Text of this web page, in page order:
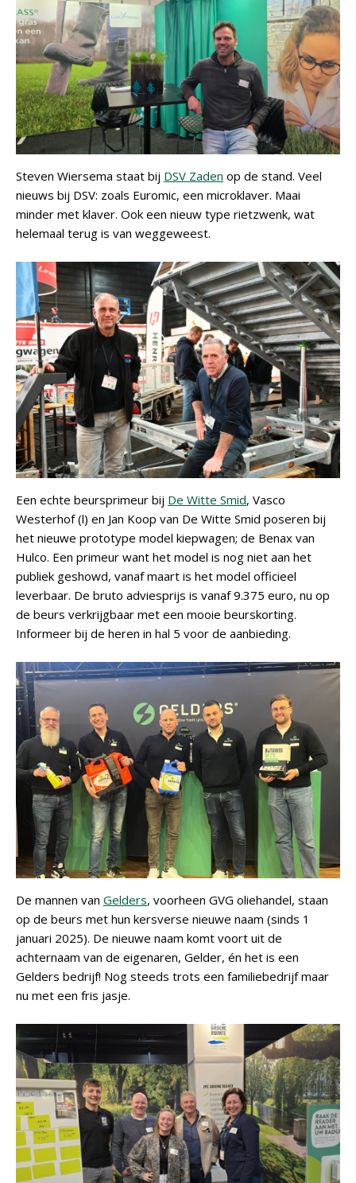
Steven Wiersema staat bij DSV Zaden op de stand. Veel
nieuws bij DSV: zoals Euromic, een microklaver. Maai
minder met klaver. Ook een nieuw type rietzwenk, wat
helemaal terug is van weggeweest.
Een echte beursprimeur bij De Witte Smid, Vasco
Westerhof (l) en Jan Koop van De Witte Smid poseren bij
het nieuwe prototype model kiepwagen; de Benax van
Hulco. Een primeur want het model is nog niet aan het
publiek geshowd, vanaf maart is het model officieel
leverbaar. De bruto adviesprijs is vanaf 9.375 euro, nu op
de beurs verkrijgbaar met een mooie beurskorting.
Informeer bij de heren in hal 5 voor de aanbieding.
De mannen van Gelders, voorheen GVG oliehandel, staan
op de beurs met hun kersverse nieuwe naam (sinds 1
januari 2025). De nieuwe naam komt voort uit de
achternaam van de eigenaren, Gelder, én het is een
Gelders bedrijf! Nog steeds trots een familiebedrijf maar
nu met een fris jasje.